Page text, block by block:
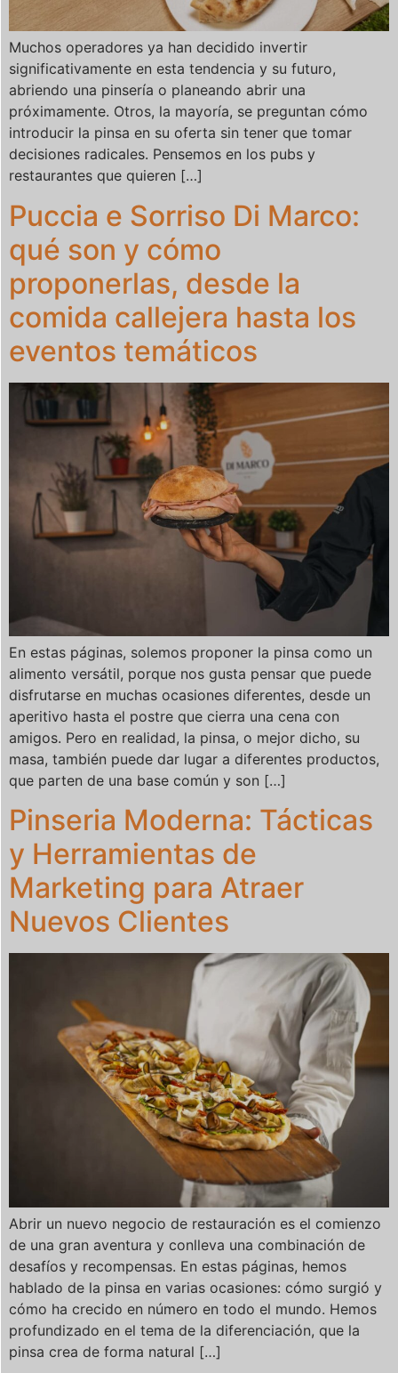
Muchos operadores ya han decidido invertir
significativamente en esta tendencia y su futuro,
abriendo una pinsería o planeando abrir una
próximamente. Otros, la mayoría, se preguntan cómo
introducir la pinsa en su oferta sin tener que tomar
decisiones radicales. Pensemos en los pubs y
restaurantes que quieren […]
Puccia e Sorriso Di Marco:
qué son y cómo
proponerlas, desde la
comida callejera hasta los
eventos temáticos
En estas páginas, solemos proponer la pinsa como un
alimento versátil, porque nos gusta pensar que puede
disfrutarse en muchas ocasiones diferentes, desde un
aperitivo hasta el postre que cierra una cena con
amigos. Pero en realidad, la pinsa, o mejor dicho, su
masa, también puede dar lugar a diferentes productos,
que parten de una base común y son […]
Pinseria Moderna: Tácticas
y Herramientas de
Marketing para Atraer
Nuevos Clientes
Abrir un nuevo negocio de restauración es el comienzo
de una gran aventura y conlleva una combinación de
desafíos y recompensas. En estas páginas, hemos
hablado de la pinsa en varias ocasiones: cómo surgió y
cómo ha crecido en número en todo el mundo. Hemos
profundizado en el tema de la diferenciación, que la
pinsa crea de forma natural […]